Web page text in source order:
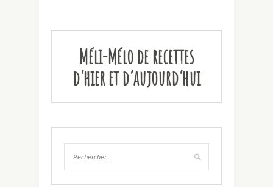
Méli-Mélo de recettes
d’hier et d’aujourd’hui